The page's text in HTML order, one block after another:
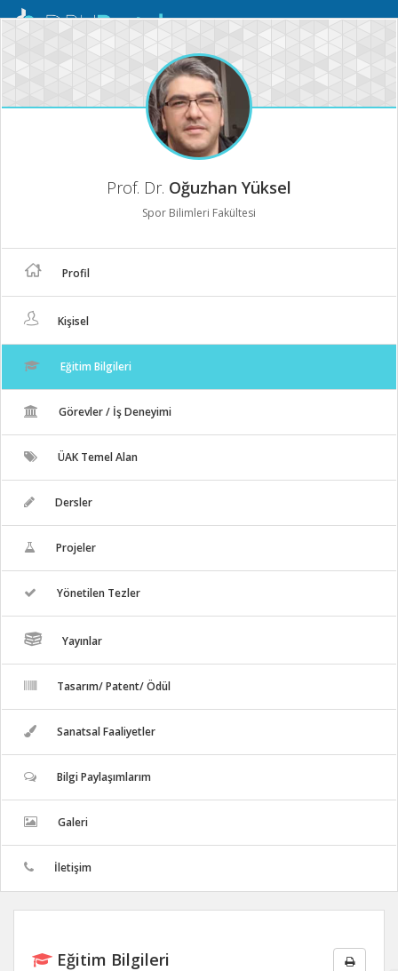
Mobil
Prof. Dr. Oğuzhan Yüksel
Spor Bilimleri Fakültesi
Profil
Kişisel
Eğitim Bilgileri
Görevler / İş Deneyimi
ÜAK Temel Alan
Dersler
Projeler
Yönetilen Tezler
Yayınlar
Tasarım/ Patent/ Ödül
Sanatsal Faaliyetler
Bilgi Paylaşımlarım
Galeri
İletişim
Eğitim Bilgileri